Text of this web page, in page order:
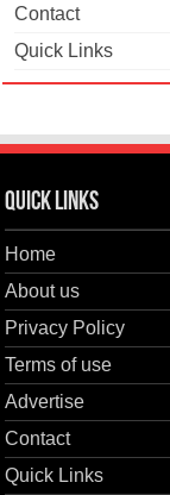
Contact
Quick Links
Quick Links
Home
About us
Privacy Policy
Terms of use
Advertise
Contact
Quick Links